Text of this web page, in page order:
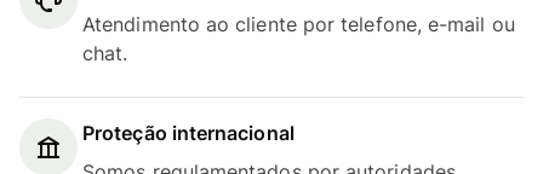
Atendimento ao cliente por telefone, e-mail ou
chat.
Proteção internacional